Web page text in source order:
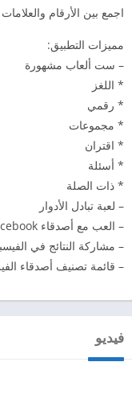
اجمع بين الأرقام
مميزات التطبيق:
– ست ألعاب مشهورة
* اللغز
* رقمي
* مجموعات
* اقتران
* أسئلة
* ذات الصلة
– لعبة تبادل الأدوار
– العب مع أصدقاء Facebook أو خصوم معينين
– مشاركة النتائج في
– قائمة تصنيف أصدقاء
فيديو